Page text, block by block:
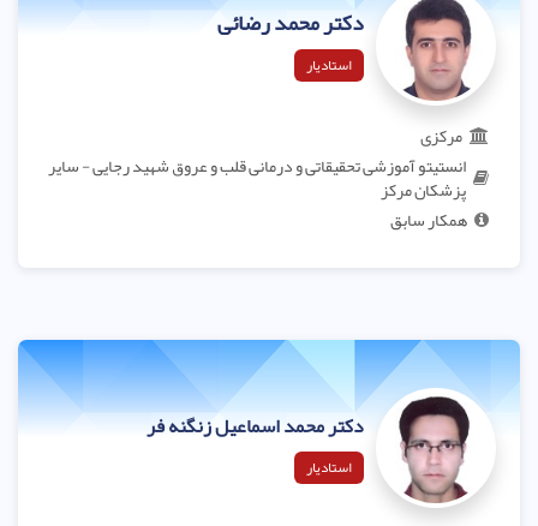
دکتر محمد رضائی
استادیار
مرکزی
انستیتو آموزشی تحقیقاتی و درمانی قلب و عروق شهید رجایی - سایر
پزشکان مرکز
همکار سابق
دکتر محمد اسماعیل زنگنه فر
استادیار